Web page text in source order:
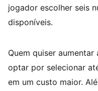
jogador escolher seis
disponíveis.
Quem quiser
optar por selecionar
em um custo maior.